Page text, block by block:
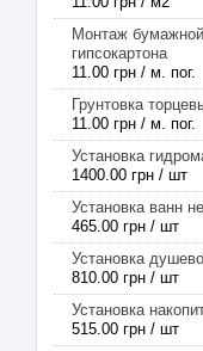
Монтаж
гипсокартона
11.00 грн / м. пог.
Грунтовка
11.00 грн / м. пог.
Установка
1400.00 грн / шт
Установка ванн
465.00 грн / шт
Установка
810.00 грн / шт
Установка
515.00 грн / шт